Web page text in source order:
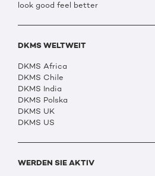
look good feel better
DKMS WELTWEIT
DKMS Africa
DKMS Chile
DKMS India
DKMS Polska
DKMS UK
DKMS US
WERDEN SIE AKTIV